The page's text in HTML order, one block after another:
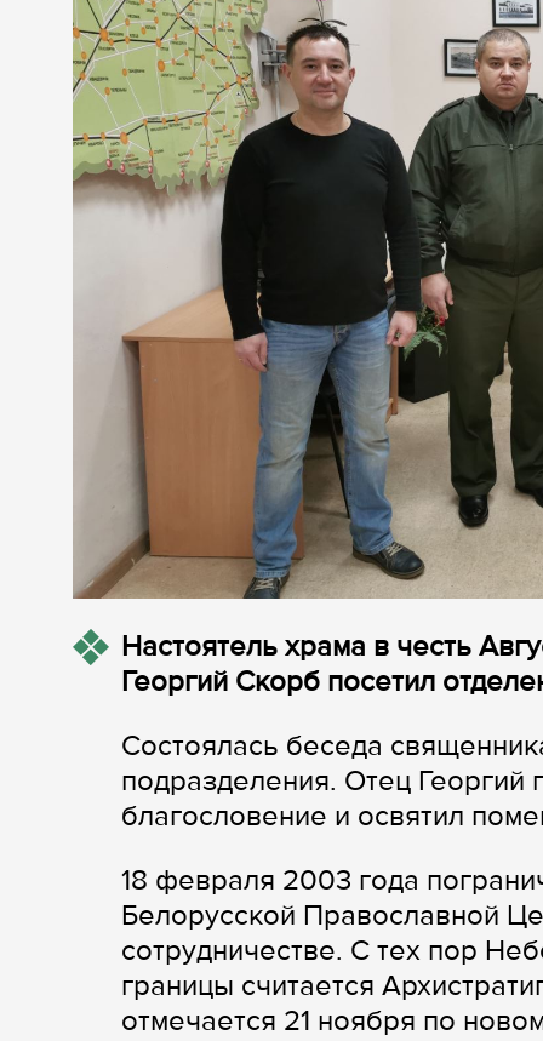
Настоятель храма в честь
Георгий Скорб посетил
Состоялась беседа
подразделения. Отец Георгий
благословение и освятил
18 февраля 2003 года
Белорусской Православной
сотрудничестве. С тех пор
границы считается
отмечается 21 ноября по